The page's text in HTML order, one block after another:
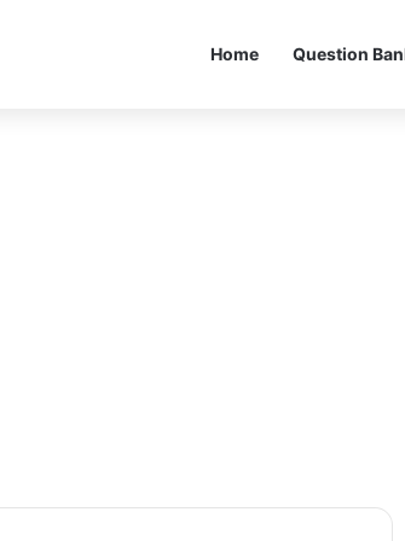
Home Question